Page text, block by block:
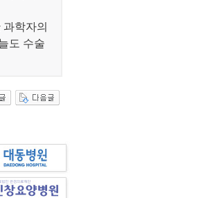
학자의
도 수술